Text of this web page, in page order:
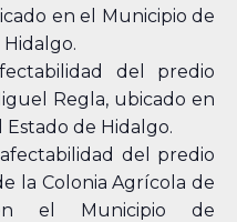
en el Municipio de
del predio
Regla, ubicado en
de Hidalgo.
del predio
la Colonia Agrícola de
el Municipio de